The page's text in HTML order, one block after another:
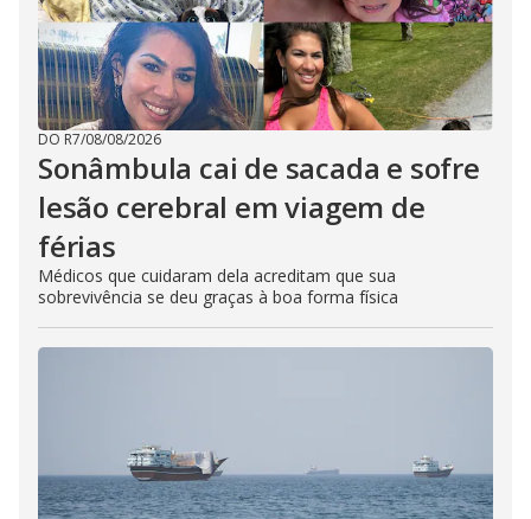
DO R7/08/08/2026
Sonâmbula cai de sacada e sofre
lesão cerebral em viagem de
férias
Médicos que cuidaram dela acreditam que sua
sobrevivência se deu graças à boa forma física